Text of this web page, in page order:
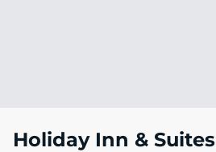
Holiday Inn & Suites